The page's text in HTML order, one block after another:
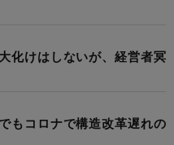
化けはしないが、経営者冥
もコロナで構造改革遅れの